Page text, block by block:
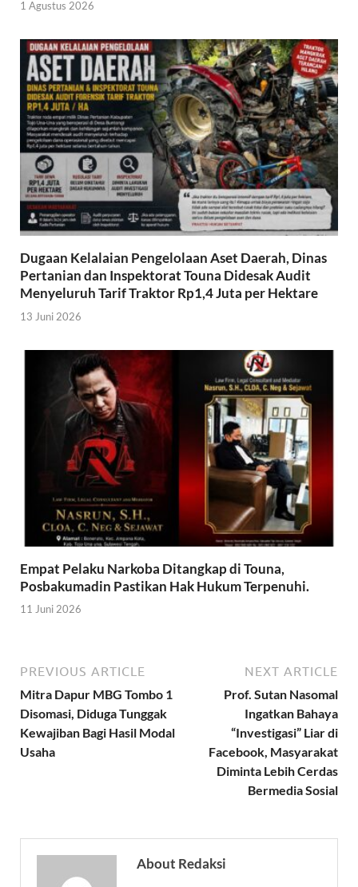
1 Agustus 2026
Dugaan Kelalaian Pengelolaan Aset Daerah, Dinas
Pertanian dan Inspektorat Touna Didesak Audit
Menyeluruh Tarif Traktor Rp1,4 Juta per Hektare
13 Juni 2026
Empat Pelaku Narkoba Ditangkap di Touna,
Posbakumadin Pastikan Hak Hukum Terpenuhi.
11 Juni 2026
PREVIOUS ARTICLE
Mitra Dapur MBG Tombo 1
Disomasi, Diduga Tunggak
Kewajiban Bagi Hasil Modal
Usaha
NEXT ARTICLE
Prof. Sutan Nasomal
Ingatkan Bahaya
“Investigasi” Liar di
Facebook, Masyarakat
Diminta Lebih Cerdas
Bermedia Sosial
About Redaksi